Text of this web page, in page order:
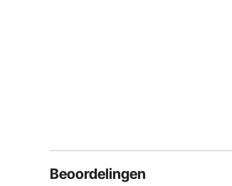
Beoordelingen